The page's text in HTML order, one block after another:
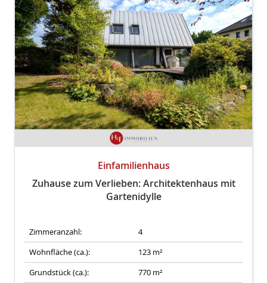
Einfamilienhaus
Zuhause zum Verlieben: Architektenhaus mit
Gartenidylle
Zimmeranzahl:
4
Wohnfläche (ca.):
123 m²
Grundstück (ca.):
770 m²